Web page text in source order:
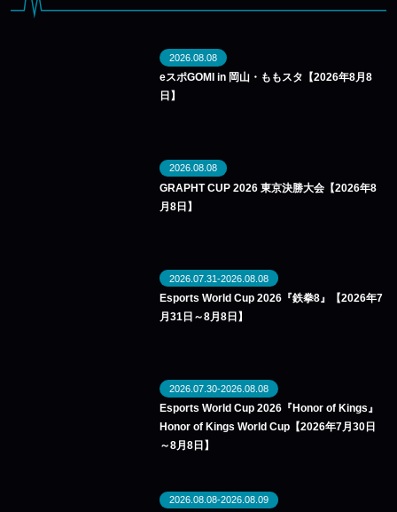
2026.08.08
eスポGOMI in 岡山・ももスタ【2026年8月8
日】
2026.08.08
GRAPHT CUP 2026 東京決勝大会【2026年8
月8日】
2026.07.31-2026.08.08
Esports World Cup 2026『鉄拳8』【2026年7
月31日～8月8日】
2026.07.30-2026.08.08
Esports World Cup 2026『Honor of Kings』
Honor of Kings World Cup【2026年7月30日
～8月8日】
2026.08.08-2026.08.09